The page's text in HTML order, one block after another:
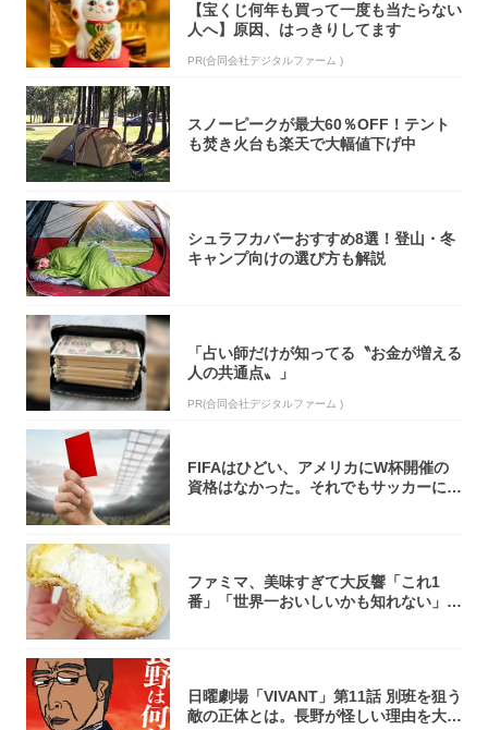
【宝くじ何年も買って一度も当たらない
人へ】原因、はっきりしてます
PR(合同会社デジタルファーム )
スノーピークが最大60％OFF！テント
も焚き火台も楽天で大幅値下げ中
シュラフカバーおすすめ8選！登山・冬
キャンプ向けの選び方も解説
「占い師だけが知ってる〝お金が増える
人の共通点〟」
PR(合同会社デジタルファーム )
FIFAはひどい、アメリカにW杯開催の
資格はなかった。それでもサッカーには
ファミマ、美味すぎて大反響「これ1
番」「世界一おいしいかも知れない」
日曜劇場「VIVANT」第11話 別班を狙う
敵の正体とは。長野が怪しい理由を大